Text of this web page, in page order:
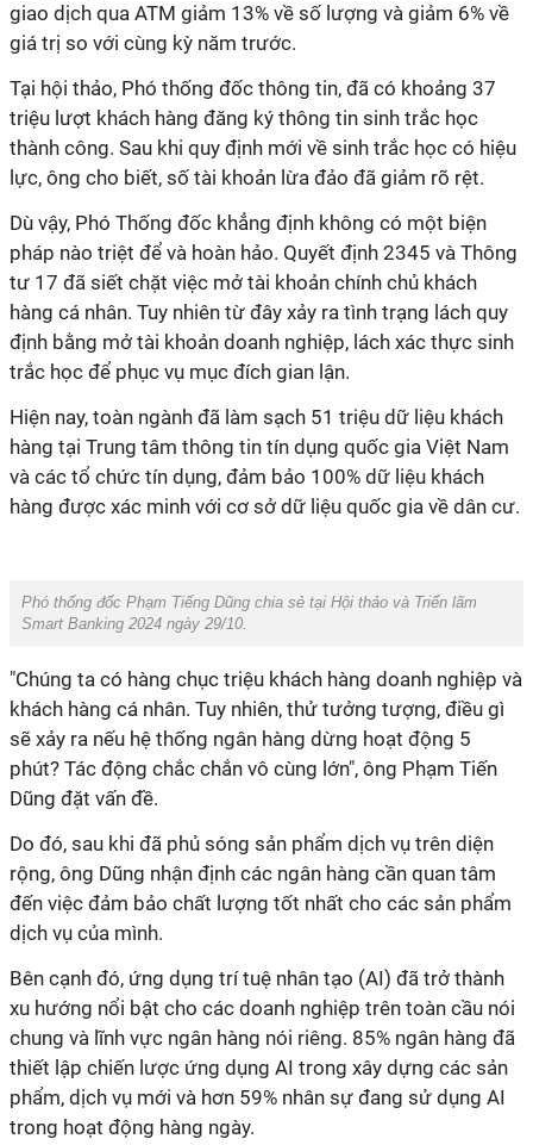
giao dịch qua ATM giảm 13% về số lượng và giảm 6% về
giá trị so với cùng kỳ năm trước.
Tại hội thảo, Phó thống đốc thông tin, đã có khoảng 37
triệu lượt khách hàng đăng ký thông tin sinh trắc học
thành công. Sau khi quy định mới về sinh trắc học có hiệu
lực, ông cho biết, số tài khoản lừa đảo đã giảm rõ rệt.
Dù vậy, Phó Thống đốc khẳng định không có một biện
pháp nào triệt để và hoàn hảo. Quyết định 2345 và Thông
tư 17 đã siết chặt việc mở tài khoản chính chủ khách
hàng cá nhân. Tuy nhiên từ đây xảy ra tình trạng lách quy
định bằng mở tài khoản doanh nghiệp, lách xác thực sinh
trắc học để phục vụ mục đích gian lận.
Hiện nay, toàn ngành đã làm sạch 51 triệu dữ liệu khách
hàng tại Trung tâm thông tin tín dụng quốc gia Việt Nam
và các tổ chức tín dụng, đảm bảo 100% dữ liệu khách
hàng được xác minh với cơ sở dữ liệu quốc gia về dân cư.
Phó thống đốc Phạm Tiếng Dũng chia sẻ tại Hội thảo và Triển lãm
Smart Banking 2024 ngày 29/10.
"Chúng ta có hàng chục triệu khách hàng doanh nghiệp và
khách hàng cá nhân. Tuy nhiên, thử tưởng tượng, điều gì
sẽ xảy ra nếu hệ thống ngân hàng dừng hoạt động 5
phút? Tác động chắc chắn vô cùng lớn", ông Phạm Tiến
Dũng đặt vấn đề.
Do đó, sau khi đã phủ sóng sản phẩm dịch vụ trên diện
rộng, ông Dũng nhận định các ngân hàng cần quan tâm
đến việc đảm bảo chất lượng tốt nhất cho các sản phẩm
dịch vụ của mình.
Bên cạnh đó, ứng dụng trí tuệ nhân tạo (AI) đã trở thành
xu hướng nổi bật cho các doanh nghiệp trên toàn cầu nói
chung và lĩnh vực ngân hàng nói riêng. 85% ngân hàng đã
thiết lập chiến lược ứng dụng AI trong xây dựng các sản
phẩm, dịch vụ mới và hơn 59% nhân sự đang sử dụng AI
trong hoạt động hàng ngày.